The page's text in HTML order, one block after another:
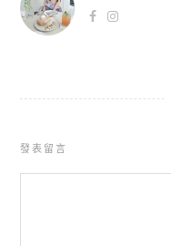
發表留言